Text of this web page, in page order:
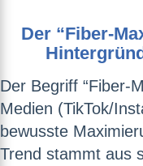
Der “Fiber-
Der Begriff “Fiber-
Medien (TikTok/
bewusste
Trend stammt aus